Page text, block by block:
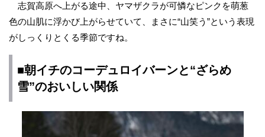
志賀高原へ上がる途中、ヤマザクラが可憐なピンクを萌葱
色の山肌に浮かび上がらせていて、まさに“山笑う”という表現
がしっくりとくる季節ですね。
■朝イチのコーデュロイバーンと“ざらめ
雪”のおいしい関係